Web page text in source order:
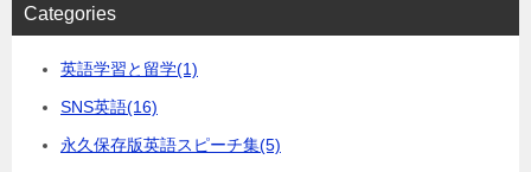
Categories
英語学習と留学(1)
SNS英語(16)
永久保存版英語スピーチ集(5)